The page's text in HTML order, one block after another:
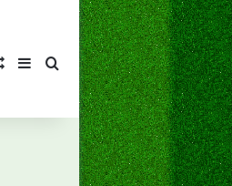
¡Muéstrame un artículo
Barra lateral
Buscar...